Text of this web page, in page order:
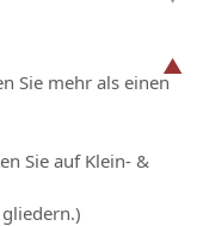
Sie mehr als einen
Sie auf Klein- &